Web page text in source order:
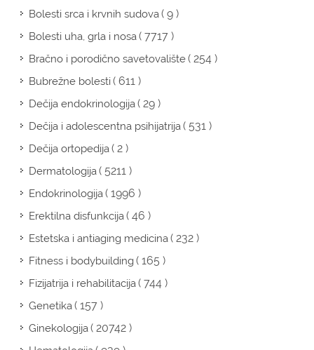
Bolesti srca i krvnih sudova( 9 )
Bolesti uha, grla i nosa( 7717 )
Bračno i porodično savetovalište( 254 )
Bubrežne bolesti( 611 )
Dečija endokrinologija( 29 )
Dečija i adolescentna psihijatrija( 531 )
Dečija ortopedija( 2 )
Dermatologija( 5211 )
Endokrinologija( 1996 )
Erektilna disfunkcija( 46 )
Estetska i antiaging medicina( 232 )
Fitness i bodybuilding( 165 )
Fizijatrija i rehabilitacija( 744 )
Genetika( 157 )
Ginekologija( 20742 )